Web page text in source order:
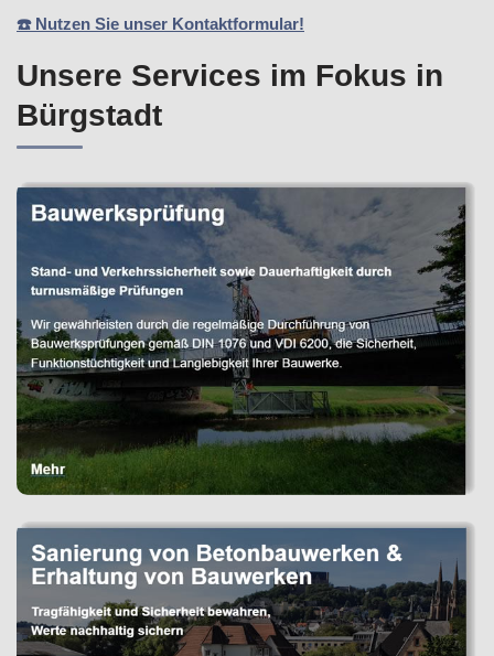
☎️ Nutzen Sie unser Kontaktformular!
Unsere Services im Fokus in
Bürgstadt